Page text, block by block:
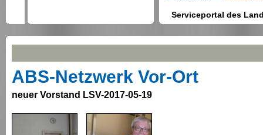
Serviceportal des
Berlin
Anmeldung bei Ämtern usw.
ABS-Netzwerk Vor-Ort
neuer Vorstand LSV-2017-05-19